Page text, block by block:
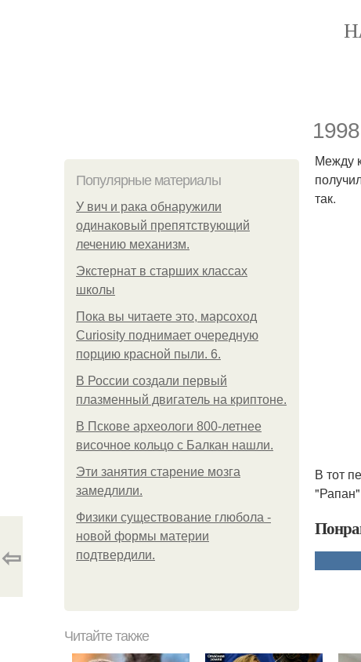
Популярные материалы
У вич и рака обнаружили
одинаковый препятствующий
лечению механизм.
Экстернат в старших классах
школы
Пока вы читаете это, марсоход
Curiosity поднимает очередную
порцию красной пыли. 6.
В России создали первый
плазменный двигатель на криптоне.
В Пскове археологи 800-летнее
височное кольцо с Балкан нашли.
Эти занятия старение мозга
замедлили.
Физики существование глюбола -
новой формы материи
подтвердили.
Между
так.
В тот
⇦
Читайте также